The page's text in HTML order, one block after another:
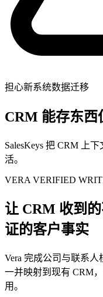
担心新系统数据迁移
CRM 能存东西
SalesKeys 把 CRM 上
活。
VERA VERIFIED
让 CRM 收到
证的客户事实
Vera 完成公司与联系
一并映射到现有 CRM
用。